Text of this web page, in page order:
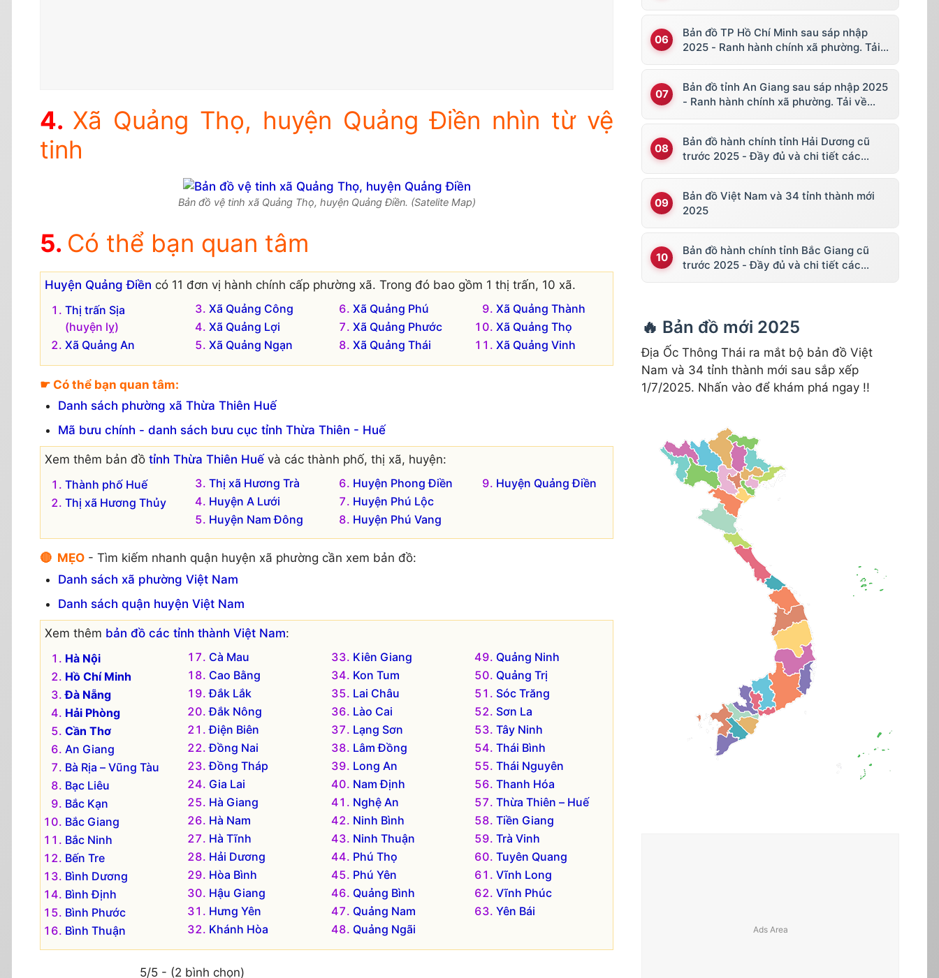
Xã Quảng Thọ, huyện Quảng Điền nhìn từ vệ
tinh
Bản đồ vệ tinh xã Quảng Thọ, huyện Quảng Điền. (Satelite Map)
Có thể bạn quan tâm
Huyện Quảng Điền có 11 đơn vị hành chính cấp phường xã. Trong đó bao gồm 1 thị trấn, 10 xã.
Thị trấn Sịa
(huyện lỵ)
Xã Quảng An
Xã Quảng Công
Xã Quảng Lợi
Xã Quảng Ngạn
Xã Quảng Phú
Xã Quảng Phước
Xã Quảng Thái
Xã Quảng Thành
Xã Quảng Thọ
Xã Quảng Vinh
☛ Có thể bạn quan tâm:
Danh sách phường xã Thừa Thiên Huế
Mã bưu chính - danh sách bưu cục tỉnh Thừa Thiên - Huế
Xem thêm bản đồ tỉnh Thừa Thiên Huế và các thành phố, thị xã, huyện:
Thành phố Huế
Thị xã Hương Thủy
Thị xã Hương Trà
Huyện A Lưới
Huyện Nam Đông
Huyện Phong Điền
Huyện Phú Lộc
Huyện Phú Vang
Huyện Quảng Điền
🔴 MẸO - Tìm kiếm nhanh quận huyện xã phường cần xem bản đồ:
Danh sách xã phường Việt Nam
Danh sách quận huyện Việt Nam
Xem thêm bản đồ các tỉnh thành Việt Nam:
Hà Nội
Hồ Chí Minh
Đà Nẵng
Hải Phòng
Cần Thơ
An Giang
Bà Rịa – Vũng Tàu
Bạc Liêu
Bắc Kạn
Bắc Giang
Bắc Ninh
Bến Tre
Bình Dương
Bình Định
Bình Phước
Bình Thuận
Cà Mau
Cao Bằng
Đắk Lắk
Đắk Nông
Điện Biên
Đồng Nai
Đồng Tháp
Gia Lai
Hà Giang
Hà Nam
Hà Tĩnh
Hải Dương
Hòa Bình
Hậu Giang
Hưng Yên
Khánh Hòa
Kiên Giang
Kon Tum
Lai Châu
Lào Cai
Lạng Sơn
Lâm Đồng
Long An
Nam Định
Nghệ An
Ninh Bình
Ninh Thuận
Phú Thọ
Phú Yên
Quảng Bình
Quảng Nam
Quảng Ngãi
Quảng Ninh
Quảng Trị
Sóc Trăng
Sơn La
Tây Ninh
Thái Bình
Thái Nguyên
Thanh Hóa
Thừa Thiên – Huế
Tiền Giang
Trà Vinh
Tuyên Quang
Vĩnh Long
Vĩnh Phúc
Yên Bái
5/5 - (2 bình chọn)
Bản đồ TP Hồ Chí Minh sau sáp nhập
2025 - Ranh hành chính xã phường. Tải
Bản đồ tỉnh An Giang sau sáp nhập 2025
- Ranh hành chính xã phường. Tải về
Bản đồ hành chính tỉnh Hải Dương cũ
trước 2025 - Đầy đủ và chi tiết các
Bản đồ Việt Nam và 34 tỉnh thành mới
2025
Bản đồ hành chính tỉnh Bắc Giang cũ
trước 2025 - Đầy đủ và chi tiết các
🔥 Bản đồ mới 2025
Địa Ốc Thông Thái ra mắt bộ bản đồ Việt
Nam và 34 tỉnh thành mới sau sắp xếp
1/7/2025. Nhấn vào để khám phá ngay !!